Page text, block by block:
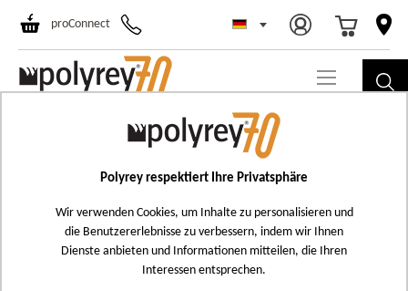
Polyrey respektiert Ihre Privatsphäre
Wir verwenden Cookies, um Inhalte zu personalisieren und
die Benutzererlebnisse zu verbessern, indem wir Ihnen
Dienste anbieten und Informationen mitteilen, die Ihren
Interessen entsprechen.
proConnect
Select Store
Gesundheit und Wohlbefinden
Technische Informationen
Zertifikate